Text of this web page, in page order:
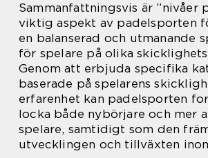
Sammanfattningsvis är ”nivåer
viktig aspekt av padelsporten
en balanserad och utmanande
för spelare på olika
Genom att erbjuda specifika
baserade på spelarens
erfarenhet kan padelsporten
locka både nybörjare och mer
spelare, samtidigt som den
utvecklingen och tillväxten